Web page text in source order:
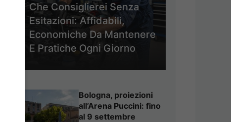
Che Consiglierei Senza
Esitazioni: Affidabili,
Economiche Da Mantenere
E Pratiche Ogni Giorno
Bologna, proiezioni
all’Arena Puccini: fino
al 9 settembre